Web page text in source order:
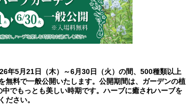
年5月21日（木）～6月30日（火）の間、500種類以上
無料で一般公開いたします。公開期間は、ガーデンの植
でもっとも美しい時期です。ハーブに癒されハーブを
ださい。